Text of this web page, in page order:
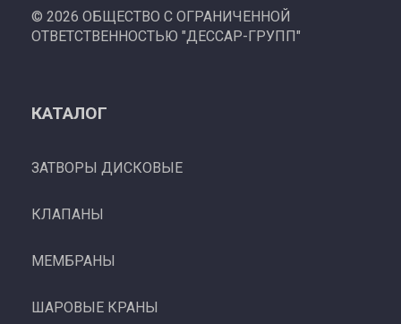
© 2026 ОБЩЕСТВО С ОГРАНИЧЕННОЙ
ОТВЕТСТВЕННОСТЬЮ "ДЕССАР-ГРУПП"
КАТАЛОГ
ЗАТВОРЫ ДИСКОВЫЕ
КЛАПАНЫ
МЕМБРАНЫ
ШАРОВЫЕ КРАНЫ